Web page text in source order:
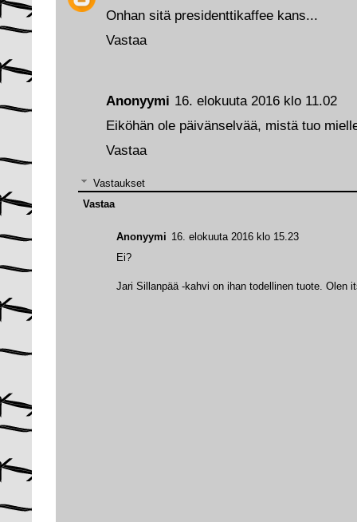
Anonyymi 16. elokuuta 2016 klo 11.02
Eiköhän ole päivänselvää, mistä tuo
Vastaa
Vastaukset
Anonyymi 16. elokuuta 2016 klo 15.23
Ei?
Jari Sillanpää -kahvi on ihan todellinen tuote. Olen
Vastaa
Onhan sitä presidenttikaffee kans...
Vastaa